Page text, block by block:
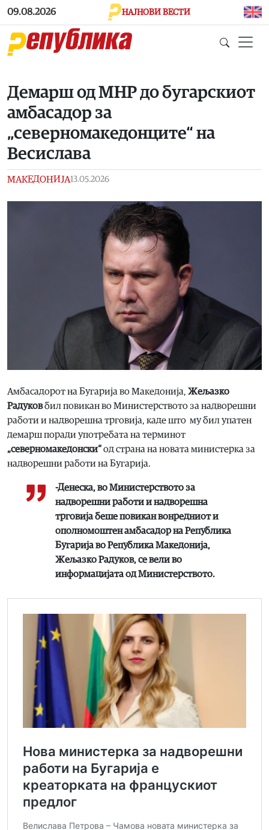
Skip to main content
09.08.2026 НАЈНОВИ ВЕСТИ
Демарш од МНР до бугарскиот
амбасадор за
„северномакедонците“ на
Весислава
МАКЕДОНИЈА13.05.2026
Амбасадорот на Бугарија во Македонија, Жељазко
Радуковбил повикан во Министерството за надворешни
работи и надворешна трговија, каде што му бил упатен
демарш поради употребата на терминот
„северномакедонски“од страна на новата министерка за
надворешни работи на Бугарија.
-Денеска, во Министерството за
надворешни работи и надворешна
трговија беше повикан вонредниот и
ополномоштен амбасадор на Република
Бугарија во Република Македонија,
Жељазко Радуков, се вели во
информацијата од Министерството.